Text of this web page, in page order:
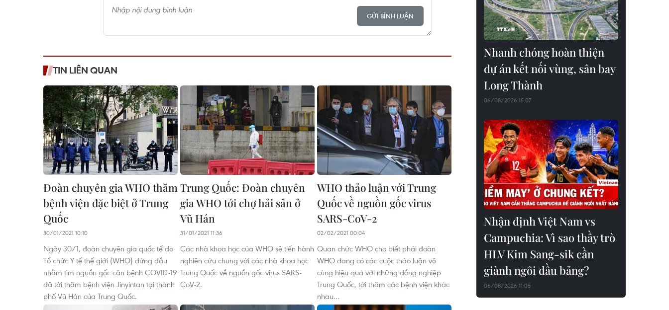
GỬI BÌNH LUẬN
TIN LIÊN QUAN
Đoàn chuyên gia WHO thăm
bệnh viện đặc biệt ở Trung
Quốc
30/01/2021 10:10
Ngày 30/1, đoàn chuyên gia quốc tế do
Tổ chức Y tế thế giới (WHO) đứng đầu
nhằm tìm nguồn gốc căn bệnh COVID-19
đã tới thăm bệnh viện Jinyintan tại thành
phố Vũ Hán của Trung Quốc.
Trung Quốc: Đoàn chuyên
gia WHO tới chợ hải sản ở
Vũ Hán
31/01/2021 11:36
Các nhà khoa học của WHO sẽ tiến hành
nghiên cứu chung với các nhà khoa học
Trung Quốc về nguồn gốc virus SARS-
CoV-2.
WHO thảo luận với Trung
Quốc về nguồn gốc virus
SARS-CoV-2
02/02/2021 00:04
Quan chức WHO cho biết phái đoàn
WHO đang có các cuộc thảo luận vô
cùng hiệu quả với những đồng nghiệp
Trung Quốc, tới thăm các bệnh viện khác
nhau...
Nhanh chóng hoàn thiện
dự án kết nối vùng, sân bay
Long Thành
06/08/2026 15:07
Nhận định Việt Nam vs
Campuchia: Vì sao thầy trò
HLV Kim Sang-sik cần
giành ngôi đầu bảng?
06/08/2026 11:05